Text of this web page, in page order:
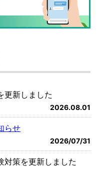
更新しました
2026.08.01
らせ
2026/07/31
対策を更新しました